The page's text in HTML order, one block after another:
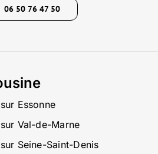
06 50 76 47 50
Essonne
Val-de-Marne
Seine-Saint-Denis